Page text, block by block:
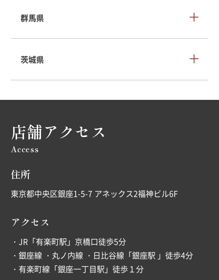
群馬県
茨城県
店舗アクセス
Access
住所
東京都中央区銀座1-5-7 アネックス2福神ビル6F
アクセス
・JR「有楽町駅」京橋口徒歩5分
・銀座線 ・丸ノ内線 ・日比谷線「銀座駅 」徒歩4分
・有楽町線「銀座一丁目駅」徒歩１分